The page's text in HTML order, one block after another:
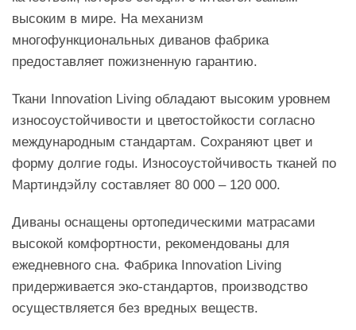
высоким в мире. На механизм
многофункциональных диванов фабрика
предоставляет пожизненную гарантию.
Ткани Innovation Living обладают высоким уровнем
износоустойчивости и цветостойкости согласно
международным стандартам. Сохраняют цвет и
форму долгие годы. Износоустойчивость тканей по
Мартиндэйлу составляет 80 000 – 120 000.
Диваны оснащены ортопедическими матрасами
высокой комфортности, рекомендованы для
ежедневного сна. Фабрика Innovation Living
придерживается эко-стандартов, производство
осуществляется без вредных веществ.